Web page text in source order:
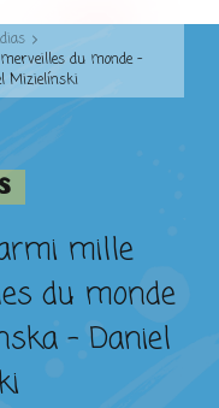
du monde –
Mizielínski
mille
du monde
– Daniel